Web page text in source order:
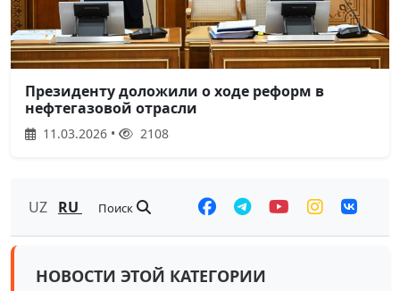
Президенту доложили о ходе реформ в
нефтегазовой отрасли
11.03.2026 • 2108
UZ RU Поиск
НОВОСТИ ЭТОЙ КАТЕГОРИИ